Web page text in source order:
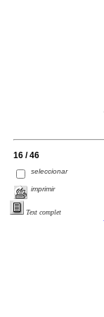
16 / 46
seleccionar
imprimir
Text complet